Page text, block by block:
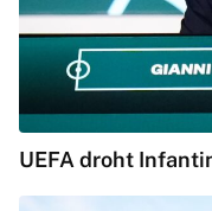
UEFA droht